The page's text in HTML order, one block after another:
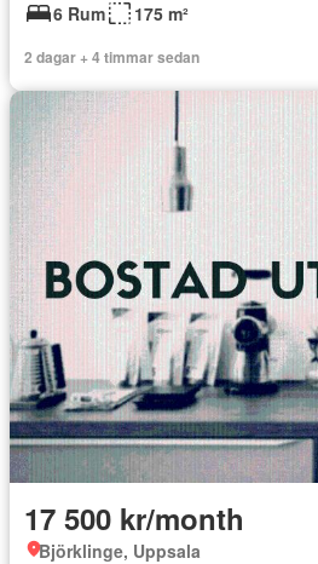
6 Rum
175 m²
2 dagar + 4 timmar sedan
17 500 kr/month
Björklinge, Uppsala